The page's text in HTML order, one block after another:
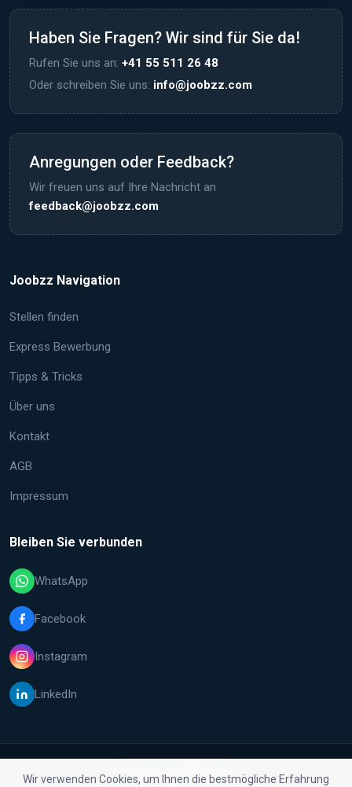
Wir verwenden Cookies, um Ihnen die bestmögliche Erfahrung
Haben Sie Fragen? Wir sind für Sie da!
Rufen Sie uns an: +41 55 511 26 48
Oder schreiben Sie uns: info@joobzz.com
Anregungen oder Feedback?
Wir freuen uns auf Ihre Nachricht an
feedback@joobzz.com
Joobzz Navigation
Stellen finden
Express Bewerbung
Tipps & Tricks
Über uns
Kontakt
AGB
Impressum
Bleiben Sie verbunden
WhatsApp
Facebook
Instagram
LinkedIn